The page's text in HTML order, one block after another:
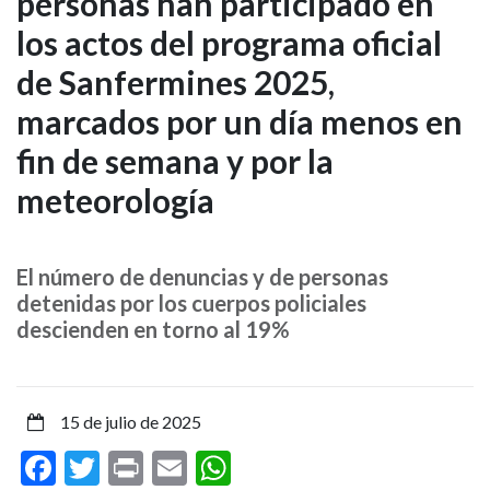
de
1,6
millones
de
personas
participado
en
actos
los actos del programa oficial
de Sanfermines 2025,
marcados por un día menos en
fin de semana y por la
meteorología
El número de denuncias y de personas
detenidas por los cuerpos policiales
descienden en torno al 19%
15 de julio de 2025
Facebook
Twitter
PrintEmail